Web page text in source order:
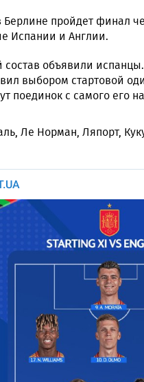
Берлине пройдет финал
Испании и Англии.
объявили
выбором стартовой
поединок с самого его
Ле Норман, Ляпорт,